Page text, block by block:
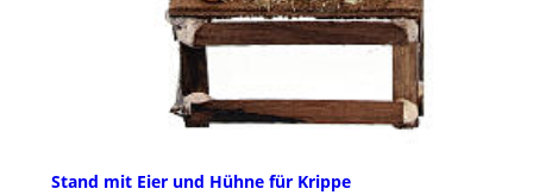
Stand mit Eier und Hühne für Krippe